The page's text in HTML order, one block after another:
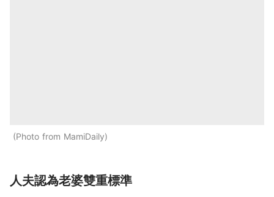
Photo from MamiDaily
人夫認為老婆雙重標準